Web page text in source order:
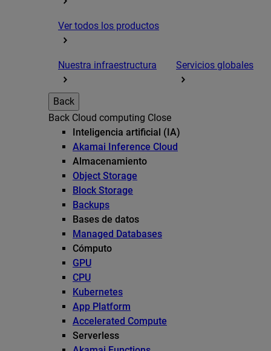
Ver todos los productos
Nuestra infraestructura Servicios globales
Back
Back Cloud computing Close
Inteligencia artificial (IA)
Akamai Inference Cloud
Almacenamiento
Object Storage
Block Storage
Backups
Bases de datos
Managed Databases
Cómputo
GPU
CPU
Kubernetes
App Platform
Accelerated Compute
Serverless